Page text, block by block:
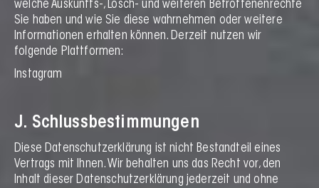
welche Auskunfts-, Lösch- und weiteren Betroffenenrechte
Sie haben und wie Sie diese wahrnehmen oder weitere
Informationen erhalten können. Derzeit nutzen wir
folgende Plattformen:
Instagram
J. Schlussbestimmungen
Diese Datenschutzerklärung ist nicht Bestandteil eines
Vertrags mit Ihnen. Wir behalten uns das Recht vor, den
Inhalt dieser Datenschutzerklärung jederzeit und ohne